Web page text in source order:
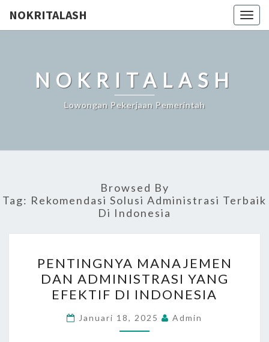
NOKRITALASH
NOKRITALASH
Lowongan Pekerjaan Pemerintah
Browsed By
Tag: Rekomendasi Solusi Administrasi Terbaik
Di Indonesia
MANAJEMEN
DAN
ADMINISTRASI
YANG
EFEKTIF
PENTINGNYA MANAJEMEN
DAN ADMINISTRASI YANG
EFEKTIF DI INDONESIA
Januari 18, 2025 Admin